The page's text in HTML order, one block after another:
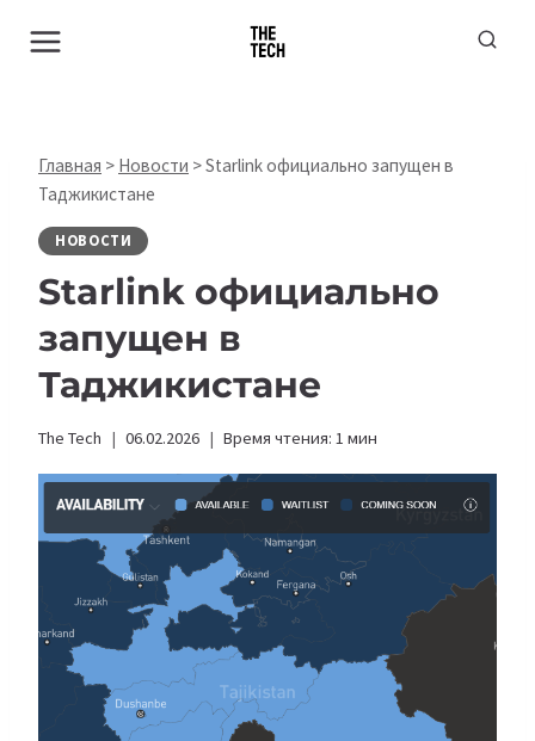
Главная > Новости >Starlink официально запущен в
Таджикистане
НОВОСТИ
Starlink официально
запущен в
Таджикистане
The Tech 06.02.2026 Время чтения: 1 мин